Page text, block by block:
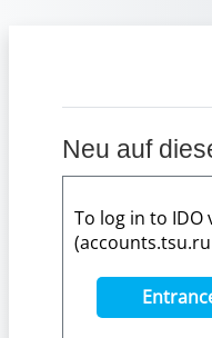
Neu auf
To log in to IDO